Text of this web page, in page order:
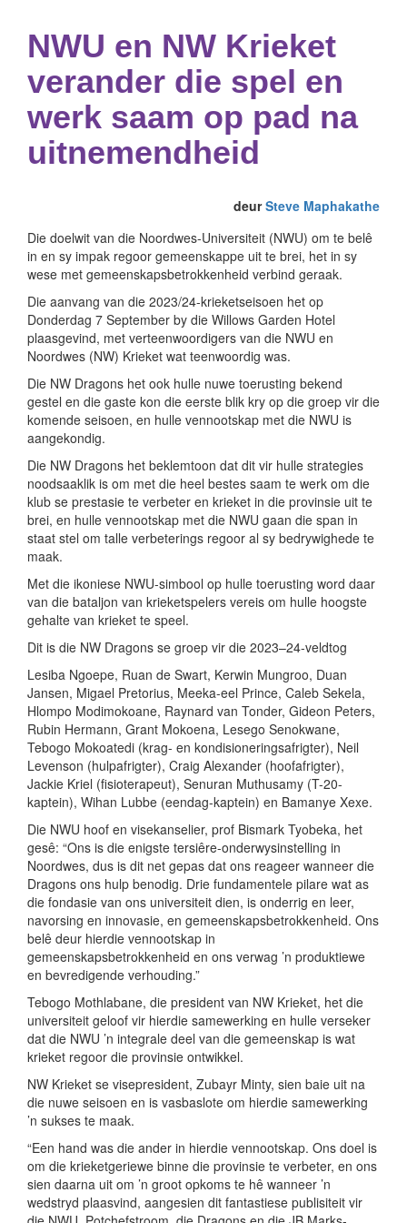
NWU en NW Krieket
verander die spel en
werk saam op pad na
uitnemendheid
deurSteve Maphakathe
Die doelwit van die Noordwes-Universiteit (NWU) om te belê
in en sy impak regoor gemeenskappe uit te brei, het in sy
wese met gemeenskapsbetrokkenheid verbind geraak.
Die aanvang van die 2023/24-krieketseisoen het op
Donderdag 7 September by die Willows Garden Hotel
plaasgevind, met verteenwoordigers van die NWU en
Noordwes (NW) Krieket wat teenwoordig was.
Die NW Dragons het ook hulle nuwe toerusting bekend
gestel en die gaste kon die eerste blik kry op die groep vir die
komende seisoen, en hulle vennootskap met die NWU is
aangekondig.
Die NW Dragons het beklemtoon dat dit vir hulle strategies
noodsaaklik is om met die heel bestes saam te werk om die
klub se prestasie te verbeter en krieket in die provinsie uit te
brei, en hulle vennootskap met die NWU gaan die span in
staat stel om talle verbeterings regoor al sy bedrywighede te
maak.
Met die ikoniese NWU-simbool op hulle toerusting word daar
van die bataljon van krieketspelers vereis om hulle hoogste
gehalte van krieket te speel.
Dit is die NW Dragons se groep vir die 2023–24-veldtog
Lesiba Ngoepe, Ruan de Swart, Kerwin Mungroo, Duan
Jansen, Migael Pretorius, Meeka-eel Prince, Caleb Sekela,
Hlompo Modimokoane, Raynard van Tonder, Gideon Peters,
Rubin Hermann, Grant Mokoena, Lesego Senokwane,
Tebogo Mokoatedi (krag- en kondisioneringsafrigter), Neil
Levenson (hulpafrigter), Craig Alexander (hoofafrigter),
Jackie Kriel (fisioterapeut), Senuran Muthusamy (T-20-
kaptein), Wihan Lubbe (eendag-kaptein) en Bamanye Xexe.
Die NWU hoof en visekanselier, prof Bismark Tyobeka, het
gesê: “Ons is die enigste tersiêre-onderwysinstelling in
Noordwes, dus is dit net gepas dat ons reageer wanneer die
Dragons ons hulp benodig. Drie fundamentele pilare wat as
die fondasie van ons universiteit dien, is onderrig en leer,
navorsing en innovasie, en gemeenskapsbetrokkenheid. Ons
belê deur hierdie vennootskap in
gemeenskapsbetrokkenheid en ons verwag ’n produktiewe
en bevredigende verhouding.”
Tebogo Mothlabane, die president van NW Krieket, het die
universiteit geloof vir hierdie samewerking en hulle verseker
dat die NWU ’n integrale deel van die gemeenskap is wat
krieket regoor die provinsie ontwikkel.
NW Krieket se visepresident, Zubayr Minty, sien baie uit na
die nuwe seisoen en is vasbaslote om hierdie samewerking
’n sukses te maak.
“Een hand was die ander in hierdie vennootskap. Ons doel is
om die krieketgeriewe binne die provinsie te verbeter, en ons
sien daarna uit om ’n groot opkoms te hê wanneer ’n
wedstryd plaasvind, aangesien dit fantastiese publisiteit vir